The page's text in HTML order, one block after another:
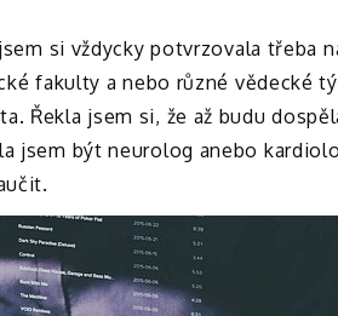
si vždycky potvrzovala třeba
fakulty a nebo různé vědecké
Řekla jsem si, že až budu
jsem být neurolog anebo